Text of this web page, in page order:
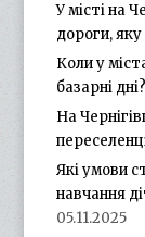
У місті на
дороги,
Коли у
базарні дні?
На
Які умови
навчання
05.11.2025